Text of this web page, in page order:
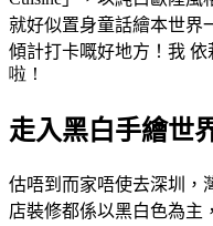
就好似置身童話繪本世界
傾計打卡嘅好地方！我
啦！
走入黑白手繪世
估唔到而家唔使去深圳，
店裝修都係以黑白色為主